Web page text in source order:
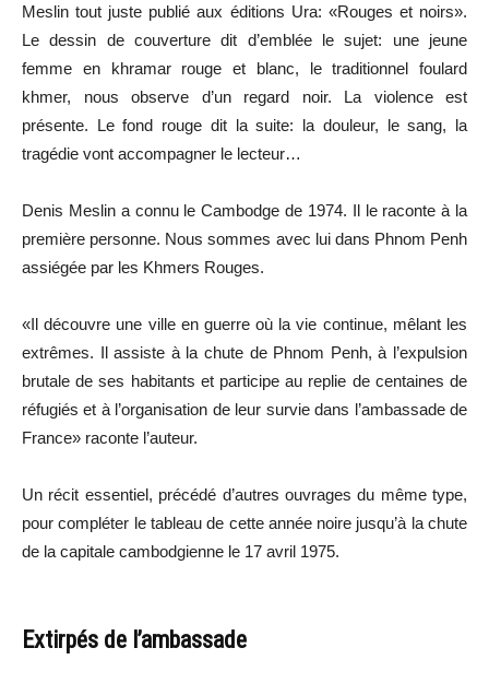
Meslin tout juste publié aux éditions Ura: «Rouges et noirs».
Le dessin de couverture dit d’emblée le sujet: une jeune
femme en khramar rouge et blanc, le traditionnel foulard
khmer, nous observe d’un regard noir. La violence est
présente. Le fond rouge dit la suite: la douleur, le sang, la
tragédie vont accompagner le lecteur…
Denis Meslin a connu le Cambodge de 1974. Il le raconte à la
première personne. Nous sommes avec lui dans Phnom Penh
assiégée par les Khmers Rouges.
«Il découvre une ville en guerre où la vie continue, mêlant les
extrêmes. Il assiste à la chute de Phnom Penh, à l’expulsion
brutale de ses habitants et participe au replie de centaines de
réfugiés et à l’organisation de leur survie dans l’ambassade de
France» raconte l’auteur.
Un récit essentiel, précédé d’autres ouvrages du même type,
pour compléter le tableau de cette année noire jusqu’à la chute
de la capitale cambodgienne le 17 avril 1975.
Extirpés de l’ambassade